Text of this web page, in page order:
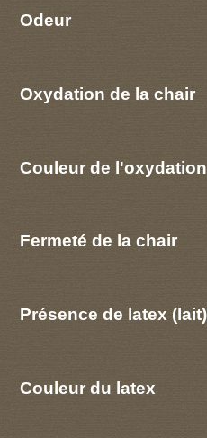
Odeur
Oxydation de la chair
Couleur de
Fermeté de la chair
Présence de latex
Couleur du latex